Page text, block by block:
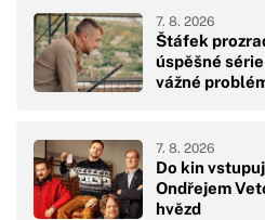
Štáfek
úspěšné
vážné
7. 8. 2026
Do kin
Ondřejem
hvězd
7. 8. 2026